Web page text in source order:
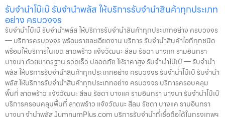
รับจำนำโบ๊เบ๊ รับจำนำพลัส ให้บริการรับจำนำสินค้าทุกประเภท
อย่าง ครบวงจร
รับจำนำโบ๊เบ๊ รับจำนำพลัส ให้บริการรับจำนำสินค้าทุกประเภทอย่าง ครบวงจร
— บริการครบวงจร พร้อมรายละเอียดงาน บริการ รับจำนำสินค้าไอทีทุกชนิด
พร้อมให้บริการในเขต ลาดพร้าว แจ้งวัฒนะ สีลม รัชดา บางแค รามอินทรา
บางนา ด้วยมาตรฐาน รวดเร็ว ปลอดภัย ให้ราคาสูง รับจำนำโบ๊เบ๊ — รับจำนำ
พลัส ให้บริการรับจำนำสินค้าทุกประเภทอย่าง ครบวงจร รับจำนำโบ๊เบ๊ รับจำนำ
พลัส ให้บริการรับจำนำสินค้าทุกประเภทอย่าง ครบวงจร บริการครอบคลุม
พื้นที่ ลาดพร้าว แจ้งวัฒนะ สีลม รัชดา บางแค รามอินทรา บางนา รับจำนำโบ๊เบ๊
บริการครอบคลุมพื้นที่ ลาดพร้าว แจ้งวัฒนะ สีลม รัชดา บางแค รามอินทรา
บางนา จำนำพลัส JumnumPlus.com บริการรับจำนำที่เชื่อถือได้ในกรุงเทพฯ